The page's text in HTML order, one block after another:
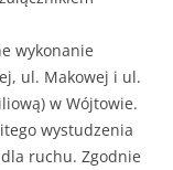
wykonanie
ul. Makowej i ul.
w Wójtowie.
wystudzenia
ruchu. Zgodnie